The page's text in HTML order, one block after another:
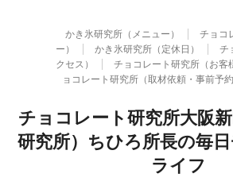
かき氷研究所（メニュー）
チョコ
ー）
かき氷研究所（定休日）
チ
クセス）
チョコレート研究所（お客
ョコレート研究所（取材依頼・事前予
チョコレート研究所大阪
研究所）ちひろ所長の毎
ライフ